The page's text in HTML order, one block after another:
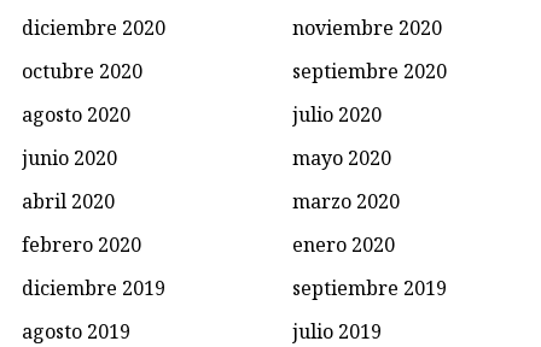
diciembre 2020
noviembre 2020
octubre 2020
septiembre 2020
agosto 2020
julio 2020
junio 2020
mayo 2020
abril 2020
marzo 2020
febrero 2020
enero 2020
diciembre 2019
septiembre 2019
agosto 2019
julio 2019